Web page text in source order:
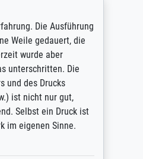
Die Ausführung
Weile gedauert, die
wurde aber
unterschritten. Die
und des Drucks
ist nicht nur gut,
Selbst ein Druck ist
im eigenen Sinne.